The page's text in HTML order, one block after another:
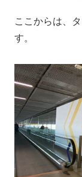
ここからは、
す。